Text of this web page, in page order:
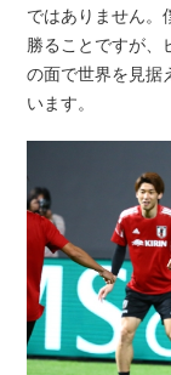
ではありません。
勝ることですが、
の面で世界を見据
います。